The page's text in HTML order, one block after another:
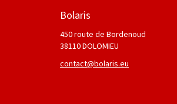
Bolaris
450 route de Bordenoud
38110 DOLOMIEU
contact@bolaris.eu